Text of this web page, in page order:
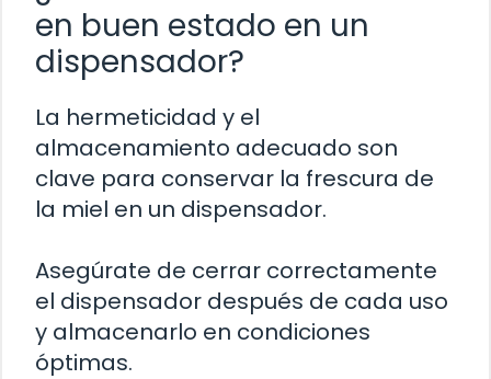
en buen estado en un
dispensador?
La hermeticidad y el
almacenamiento adecuado son
clave para conservar la frescura de
la miel en un dispensador.
Asegúrate de cerrar correctamente
el dispensador después de cada uso
y almacenarlo en condiciones
óptimas.